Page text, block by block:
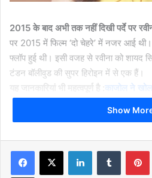
2015 के बाद अभी तक नहीं दिखी पर्दे पर
पर 2015 में फिल्म ‘दो चेहरे’ में नजर आई
फ्लॉप हुई थी। इसी वजह से रवीना को शायद
टंडन बॉलीवुड की सुपर हिरोइन में से एक हैं।
यह जानकारियां भी महत्वपूर्ण है :
काजोल ने
Previous page 1
Show